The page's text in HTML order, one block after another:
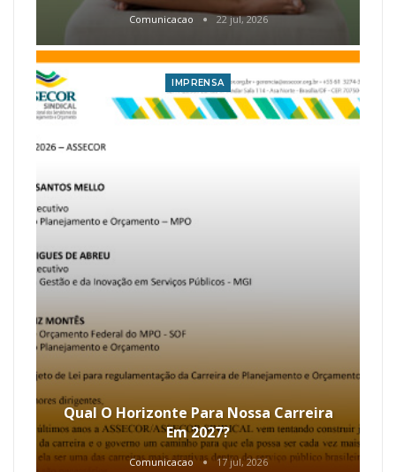
Comunicacao 22 jul, 2026
IMPRENSA
Qual O Horizonte Para Nossa Carreira
Em 2027?
Comunicacao 17 jul, 2026